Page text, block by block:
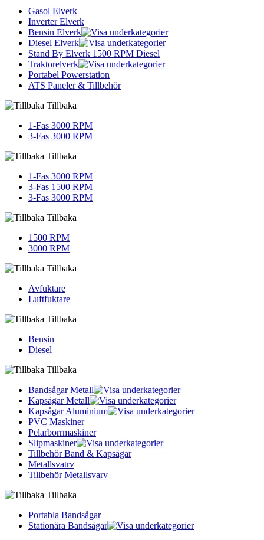
Gasol Elverk
Inverter Elverk
Bensin Elverk
Diesel Elverk
Stand By Elverk 1500 RPM Diesel
Traktorelverk
Portabel Powerstation
ATS Paneler & Tillbehör
Tillbaka
1-Fas 3000 RPM
3-Fas 3000 RPM
Tillbaka
1-Fas 3000 RPM
3-Fas 1500 RPM
3-Fas 3000 RPM
Tillbaka
1500 RPM
3000 RPM
Tillbaka
Avfuktare
Luftfuktare
Tillbaka
Bensin
Diesel
Tillbaka
Bandsågar Metall
Kapsågar Metall
Kapsågar Aluminium
PVC Maskiner
Pelarborrmaskiner
Slipmaskiner
Tillbehör Band & Kapsågar
Metallsvatrv
Tillbehör Metallsvarv
Tillbaka
Portabla Bandsågar
Stationära Bandsågar